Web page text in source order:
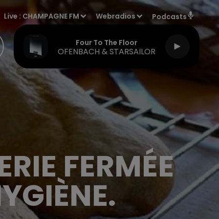
Live : CHAMPAGNE FM Webradios Podcasts
Four To The Floor
OFENBACH & STARSAILOR
FERMÉE